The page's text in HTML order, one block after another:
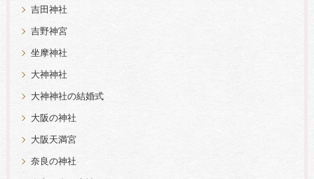
吉田神社
吉野神宮
坐摩神社
大神神社
大神神社の結婚式
大阪の神社
大阪天満宮
奈良の神社